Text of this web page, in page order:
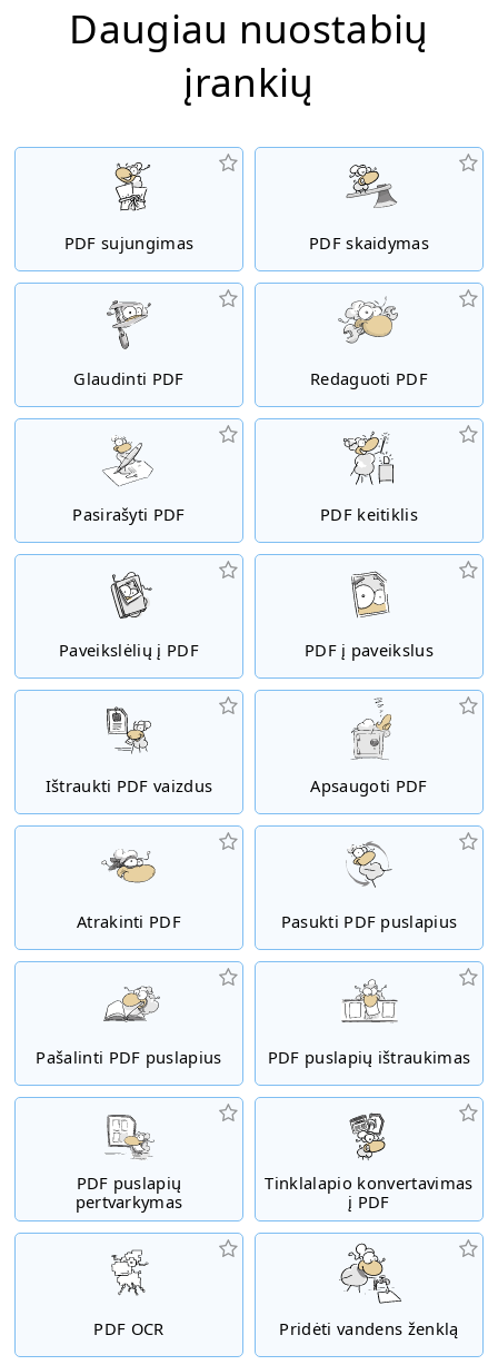
Daugiau nuostabių
įrankių
PDF sujungimas PDF skaidymas
Glaudinti PDF Redaguoti PDF
Pasirašyti PDF PDF keitiklis
Paveikslėlių į PDF PDF į paveikslus
Ištraukti PDF vaizdus Apsaugoti PDF
Atrakinti PDF Pasukti PDF puslapius
Pašalinti PDF puslapius PDF puslapių ištraukimas
PDF puslapių
pertvarkymas
Tinklalapio konvertavimas
į PDF
PDF OCR Pridėti vandens ženklą